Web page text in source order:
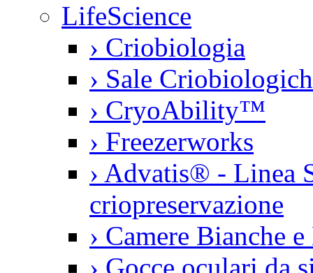
LifeScience
› Criobiologia
› Sale
› CryoAbility™
› Freezerworks
› Advatis® - Linea
criopreservazione
› Camere Bianche